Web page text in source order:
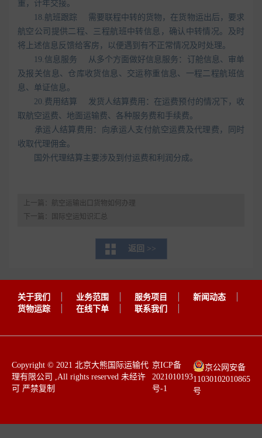
重，计年交接。
18.航班跟踪 需要联程中转的货物，在货物运出后，要求
航空公司提供二程、三程航班中转信息，确认中转情况。及时
将上述信息反馈给客房，以便遇到有不正常情况及时处理。
19.信息服务 从多个方面做好信息服务：订舱信息、审单
及报关信息、仓库收货信息、交运称重信息、一程二程航班信
息、单证信息。
20.费用结算 发货人结算费用：在运费预付的情况下，收
取航空运费、地面运输费、各种服务费和手续费。
承运人结算费用：向承运人支付航空运费及代理费，同时
收取代理佣金。
国外代理结算主要涉及到付运费和利润分成。
上一篇：
航空运输出口货物如何办理
下一篇：
国际空运知识汇总
返回 >>
关于我们 业务范围 服务项目
新闻动态
货物运踪
在线下单 联系我们
​Copyright © 2021 北京大熊国际运输代
理有限公司 ,All rights reserved 未经许
可 严禁复制 ​​
京ICP备
2021010193
号-1
京公网安备
11030102010865
号